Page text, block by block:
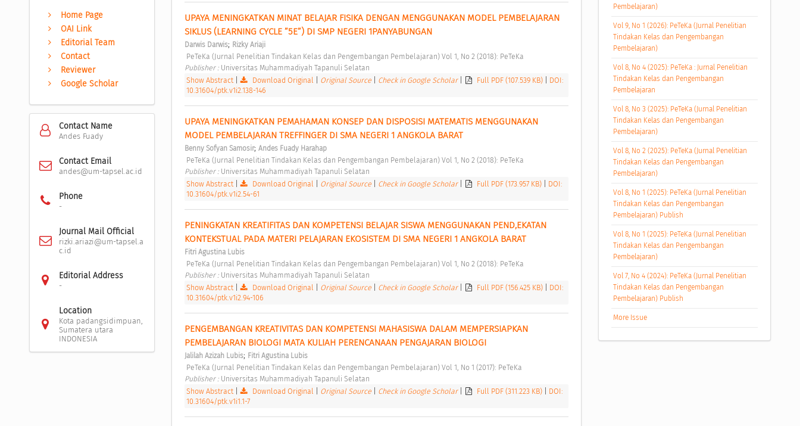
Home Page
OAI Link
Editorial Team
Contact
Reviewer
Google Scholar
Contact Name
Andes Fuady
Contact Email
andes@um-tapsel.ac.id
Phone
-
Journal Mail Official
rizki.ariazi@um-tapsel.a
c.id
Editorial Address
-
Location
Kota padangsidimpuan,
Sumatera utara
INDONESIA
UPAYA MENINGKATKAN MINAT BELAJAR FISIKA DENGAN MENGGUNAKAN MODEL PEMBELAJARAN
SIKLUS (LEARNING CYCLE ”5E”) DI SMP NEGERI 1PANYABUNGAN
Darwis Darwis; Rizky Ariaji
PeTeKa (Jurnal Penelitian Tindakan Kelas dan Pengembangan Pembelajaran) Vol 1, No 2 (2018): PeTeKa
Publisher : Universitas Muhammadiyah Tapanuli Selatan
Show Abstract| Download Original Original Source Check in Google Scholar Full PDF (107.539 KB)
DOI:
10.31604/ptk.v1i2.138-146
UPAYA MENINGKATKAN PEMAHAMAN KONSEP DAN DISPOSISI MATEMATIS MENGGUNAKAN
MODEL PEMBELAJARAN TREFFINGER DI SMA NEGERI 1 ANGKOLA BARAT
Benny Sofyan Samosir; Andes Fuady Harahap
PeTeKa (Jurnal Penelitian Tindakan Kelas dan Pengembangan Pembelajaran) Vol 1, No 2 (2018): PeTeKa
Publisher : Universitas Muhammadiyah Tapanuli Selatan
Show Abstract| Download Original Original Source Check in Google Scholar Full PDF (173.957 KB)
DOI:
10.31604/ptk.v1i2.54-61
PENINGKATAN KREATIFITAS DAN KOMPETENSI BELAJAR SISWA MENGGUNAKAN PEND,EKATAN
KONTEKSTUAL PADA MATERI PELAJARAN EKOSISTEM DI SMA NEGERI 1 ANGKOLA BARAT
Fitri Agustina Lubis
PeTeKa (Jurnal Penelitian Tindakan Kelas dan Pengembangan Pembelajaran) Vol 1, No 2 (2018): PeTeKa
Publisher : Universitas Muhammadiyah Tapanuli Selatan
Show Abstract| Download Original Original Source Check in Google Scholar Full PDF (156.425 KB)
DOI:
10.31604/ptk.v1i2.94-106
PENGEMBANGAN KREATIVITAS DAN KOMPETENSI MAHASISWA DALAM MEMPERSIAPKAN
PEMBELAJARAN BIOLOGI MATA KULIAH PERENCANAAN PENGAJARAN BIOLOGI
Jalilah Azizah Lubis; Fitri Agustina Lubis
PeTeKa (Jurnal Penelitian Tindakan Kelas dan Pengembangan Pembelajaran) Vol 1, No 1 (2017): PeTeKa
Publisher : Universitas Muhammadiyah Tapanuli Selatan
Show Abstract| Download Original Original Source Check in Google Scholar Full PDF (311.223 KB)
DOI:
10.31604/ptk.v1i1.1-7
Pembelajaran)
Vol 9, No 1 (2026): PeTeKa (Jurnal Penelitian
Tindakan Kelas dan Pengembangan
Pembelajaran)
Vol 8, No 4 (2025): PeTeKa : Jurnal Penelitian
Tindakan Kelas dan Pengembangan
Pembelajaran
Vol 8, No 3 (2025): PeTeKa (Jurnal Penelitian
Tindakan Kelas dan Pengembangan
Pembelajaran)
Vol 8, No 2 (2025): PeTeKa (Jurnal Penelitian
Tindakan Kelas dan Pengembangan
Pembelajaran)
Vol 8, No 1 (2025): PeTeKa (Jurnal Penelitian
Tindakan Kelas dan Pengembangan
Pembelajaran) Publish
Vol 8, No 1 (2025): PeTeKa (Jurnal Penelitian
Tindakan Kelas dan Pengembangan
Pembelajaran)
Vol 7, No 4 (2024): PeTeKa (Jurnal Penelitian
Tindakan Kelas dan Pengembangan
Pembelajaran) Publish
More Issue